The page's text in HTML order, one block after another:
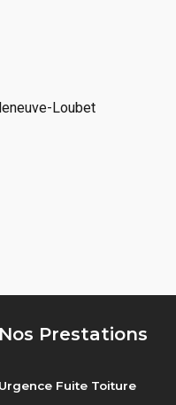
Loubet
Nos Prestations
Urgence Fuite Toiture